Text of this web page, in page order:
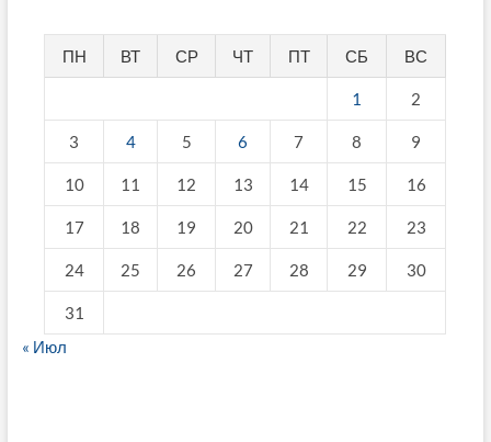
ПН ВТ СР ЧТ ПТ СБ ВС
1 2
3 4 5 6 7 8 9
10 11 12 13 14 15 16
17 18 19 20 21 22 23
24 25 26 27 28 29 30
31
« Июл